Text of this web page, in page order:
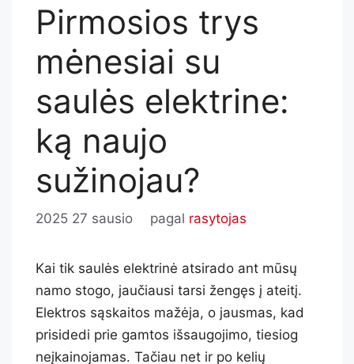
Pirmosios trys
mėnesiai su
saulės elektrine:
ką naujo
sužinojau?
2025 27 sausio pagal rasytojas
Kai tik saulės elektrinė atsirado ant mūsų
namo stogo, jaučiausi tarsi žengęs į ateitį.
Elektros sąskaitos mažėja, o jausmas, kad
prisidedi prie gamtos išsaugojimo, tiesiog
neįkainojamas. Tačiau net ir po kelių